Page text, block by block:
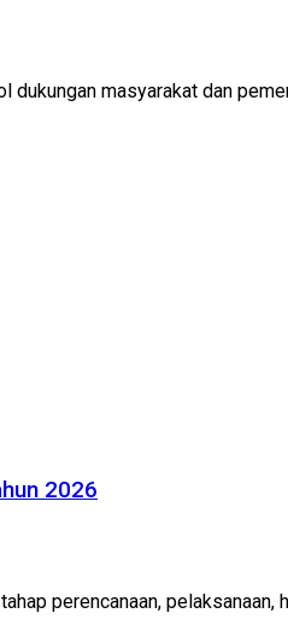
masyarakat dan
2026
perencanaan, pelaksanaan,